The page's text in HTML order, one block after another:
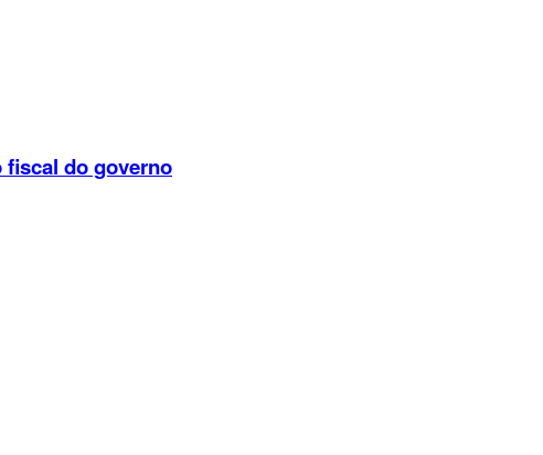
fiscal do governo